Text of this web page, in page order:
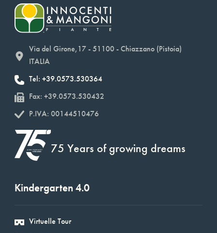
Via del Girone,17 - 51100 - Chiazzano (Pistoia)
ITALIA
Tel: +39.0573.530364
Fax: +39.0573.530432
P.IVA: 00144510476
75 Years of growing dreams
Kindergarten 4.0
Virtuelle Tour